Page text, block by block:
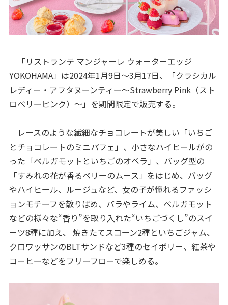
「リストランテ マンジャーレ ウォーターエッジ
YOKOHAMA」は2024年1月9日～3月17日、「クラシカル
レディー・アフタヌーンティー～Strawberry Pink（スト
ロベリーピンク）～」を期間限定で販売する。
レースのような繊細なチョコレートが美しい「いちご
とチョコレートのミニパフェ」、小さなハイヒールがの
った「ベルガモットといちごのオペラ」、バッグ型の
「すみれの花が香るベリーのムース」をはじめ、バッグ
やハイヒール、ルージュなど、女の子が憧れるファッシ
ョンモチーフを散りばめ、バラやライム、ベルガモット
などの様々な“香り”を取り入れた“いちごづくし”のスイ
ーツ8種に加え、 焼きたてスコーン2種といちごジャム、
クロワッサンのBLTサンドなど3種のセイボリー、紅茶や
コーヒーなどをフリーフローで楽しめる。